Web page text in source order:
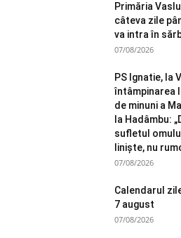
Primăria
câteva zile
va intra în
07/08/2026
PS Ignatie, la
întâmpinarea
de minuni a
la Hadâmbu:
sufletul
liniște, nu
07/08/2026
Calendarul
7 august
07/08/2026